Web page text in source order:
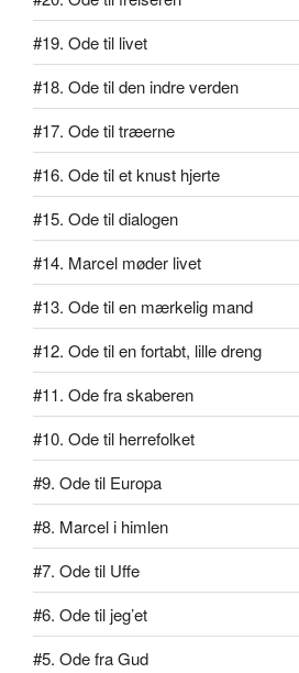
#19. Ode til livet
#18. Ode til den indre verden
#17. Ode til træerne
#16. Ode til et knust hjerte
#15. Ode til dialogen
#14. Marcel møder livet
#13. Ode til en mærkelig mand
#12. Ode til en fortabt, lille dreng
#11. Ode fra skaberen
#10. Ode til herrefolket
#9. Ode til Europa
#8. Marcel i himlen
#7. Ode til Uffe
#6. Ode til jeg’et
#5. Ode fra Gud